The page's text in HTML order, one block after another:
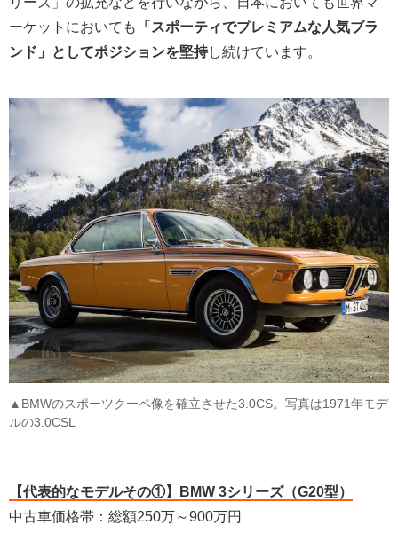
ーケットにおいても
「スポーティでプレミアムな人気ブラ
ンド」としてポジションを堅持し続けています。
▲BMWのスポーツクーペ像を確立させた3.0CS。写真は1971年モデ
ルの3.0CSL
【代表的なモデルその①】BMW 3シリーズ（G20型）
中古車価格帯：総額250万～900万円